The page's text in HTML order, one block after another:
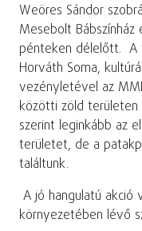
Weöres Sándor
Mesebolt Bábszínház
pénteken délelőtt. A
Horváth Soma,
vezényletével az
közötti zöld területen
szerint leginkább az
területet, de a
találtunk.
A jó hangulatú akció
környezetében lévő